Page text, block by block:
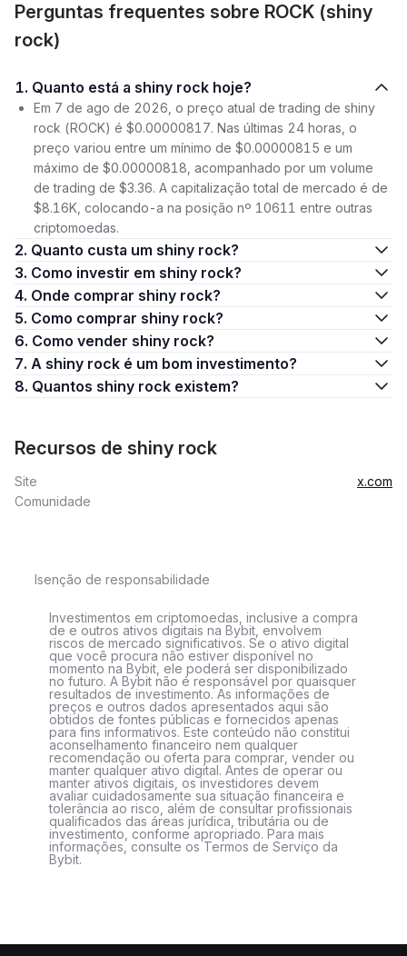
Perguntas frequentes sobre ROCK (shiny
rock)
1. Quanto está a shiny rock hoje?
Em 7 de ago de 2026, o preço atual de trading de shiny
rock (ROCK) é $0.00000817. Nas últimas 24 horas, o
preço variou entre um mínimo de $0.00000815 e um
máximo de $0.00000818, acompanhado por um volume
de trading de $3.36. A capitalização total de mercado é de
$8.16K, colocando-a na posição nº 10611 entre outras
criptomoedas.
2. Quanto custa um shiny rock?
3. Como investir em shiny rock?
4. Onde comprar shiny rock?
5. Como comprar shiny rock?
6. Como vender shiny rock?
7. A shiny rock é um bom investimento?
8. Quantos shiny rock existem?
Recursos de shiny rock
Site
x.com
Comunidade
Isenção de responsabilidade
Investimentos em criptomoedas, inclusive a compra
de e outros ativos digitais na Bybit, envolvem
riscos de mercado significativos. Se o ativo digital
que você procura não estiver disponível no
momento na Bybit, ele poderá ser disponibilizado
no futuro. A Bybit não é responsável por quaisquer
resultados de investimento. As informações de
preços e outros dados apresentados aqui são
obtidos de fontes públicas e fornecidos apenas
para fins informativos. Este conteúdo não constitui
aconselhamento financeiro nem qualquer
recomendação ou oferta para comprar, vender ou
manter qualquer ativo digital. Antes de operar ou
manter ativos digitais, os investidores devem
avaliar cuidadosamente sua situação financeira e
tolerância ao risco, além de consultar profissionais
qualificados das áreas jurídica, tributária ou de
investimento, conforme apropriado. Para mais
informações, consulte os Termos de Serviço da
Bybit.